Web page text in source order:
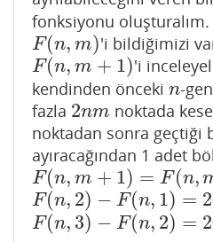
fonksiyonu oluşturalım.
F(n, m)
F(n,m ) 'i bildiğimizi
F(n, m + 1)
F(n,m +1) 'i
kendinden önceki n
n-
fazla 2nm
2nm noktada
noktadan sonra geçtiği
ayıracağından 1 adet
F(n, m + 1) = F(n,
F(n,m +1) =F n,m)+ 2nm
F(n, 2) − F(n, 1) = 2
F(n,2) −F( n,1 )=2n.1
F(n, 3) − F(n, 2) = 2
F(n,3) −F( n,2 )=2n.2